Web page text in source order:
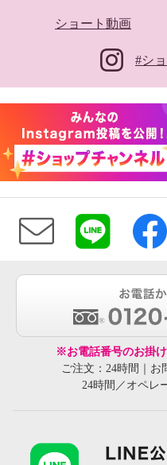
ショート動画
#シ
※お電話番号のお掛け
ご注文：24時間｜お
24時間／オペレ